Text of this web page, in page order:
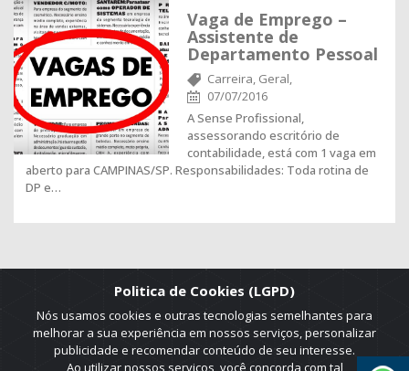
Vaga de Emprego –
Assistente de
Departamento Pessoal
Carreira, Geral,
07/07/2016
A Sense Profissional,
assessorando escritório de
contabilidade, está com 1 vaga em
aberto para CAMPINAS/SP. Responsabilidades: Toda rotina de
DP e…
Politica de Cookies (LGPD)
Nós usamos cookies e outras tecnologias semelhantes para
melhorar a sua experiência em nossos serviços, personalizar
publicidade e recomendar conteúdo de seu interesse.
Ao utilizar nossos serviços, você concorda com tal